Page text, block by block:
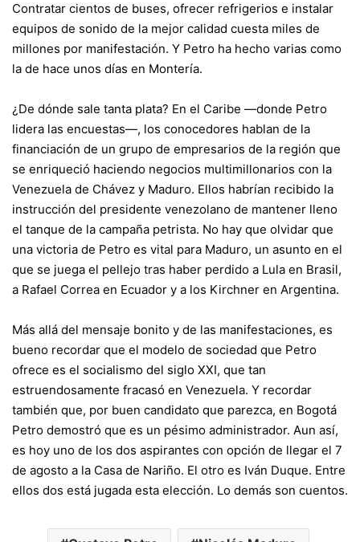
Contratar cientos de buses, ofrecer refrigerios e instalar
equipos de sonido de la mejor calidad cuesta miles de
millones por manifestación. Y Petro ha hecho varias como
la de hace unos días en Montería.
¿De dónde sale tanta plata? En el Caribe —donde Petro
lidera las encuestas—, los conocedores hablan de la
financiación de un grupo de empresarios de la región que
se enriqueció haciendo negocios multimillonarios con la
Venezuela de Chávez y Maduro. Ellos habrían recibido la
instrucción del presidente venezolano de mantener lleno
el tanque de la campaña petrista. No hay que olvidar que
una victoria de Petro es vital para Maduro, un asunto en el
que se juega el pellejo tras haber perdido a Lula en Brasil,
a Rafael Correa en Ecuador y a los Kirchner en Argentina.
Más allá del mensaje bonito y de las manifestaciones, es
bueno recordar que el modelo de sociedad que Petro
ofrece es el socialismo del siglo XXI, que tan
estruendosamente fracasó en Venezuela. Y recordar
también que, por buen candidato que parezca, en Bogotá
Petro demostró que es un pésimo administrador. Aun así,
es hoy uno de los dos aspirantes con opción de llegar el 7
de agosto a la Casa de Nariño. El otro es Iván Duque. Entre
ellos dos está jugada esta elección. Lo demás son cuentos.